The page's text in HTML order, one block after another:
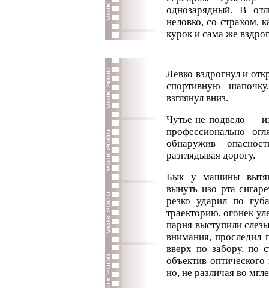
однозарядный. В
неловко, со страхом,
курок и сама же
Левко вздрогнул и
спортивную
взглянул вниз.
Чутье не подвело —
профессионально
обнаружив
разглядывая дорогу.
Бык у машины
вынуть изо рта
резко ударил по
траекторию, огонек
парня выступили
внимания, проследил
вверх по забору, по
объектив
но, не различая во